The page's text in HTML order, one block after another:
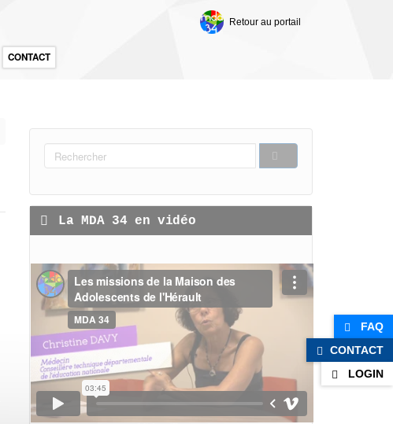
Retour au portail
CONTACT
FORMULAIRE
RECHERCHE
La MDA 34 en vidéo
FAQ
CONTACT
LOGIN